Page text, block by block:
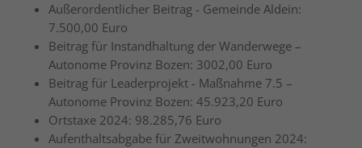
Außerordentlicher Beitrag - Gemeinde Aldein:
7.500,00 Euro
Beitrag für Instandhaltung der Wanderwege –
Autonome Provinz Bozen: 3002,00 Euro
Beitrag für Leaderprojekt - Maßnahme 7.5 –
Autonome Provinz Bozen: 45.923,20 Euro
Ortstaxe 2024: 98.285,76 Euro
Aufenthaltsabgabe für Zweitwohnungen 2024: